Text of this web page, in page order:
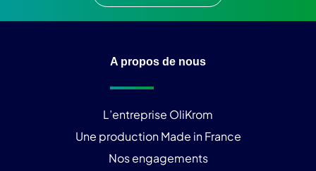
A propos de nous
L’entreprise OliKrom
Une production Made in France
Nos engagements